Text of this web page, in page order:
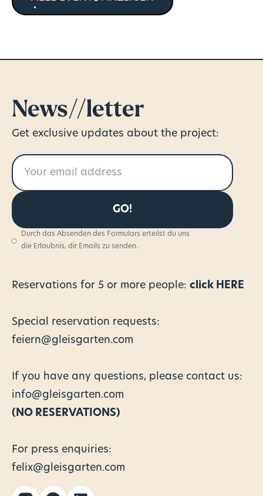
News//letter
Get exclusive updates about the project:
Durch das Absenden des Formulars erteilst du uns
die Erlaubnis, dir Emails zu senden.
Reservations for5 or more people: click HERE
Special reservation requests:
feiern@gleisgarten.com
If you have any questions, please contact us:
info@gleisgarten.com
(NO RESERVATIONS)
For press enquiries:
felix@gleisgarten.com